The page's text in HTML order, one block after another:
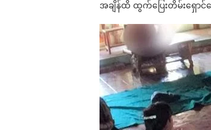
အချိန်ထိ ထွက်ပြေးတိမ်းရှေ